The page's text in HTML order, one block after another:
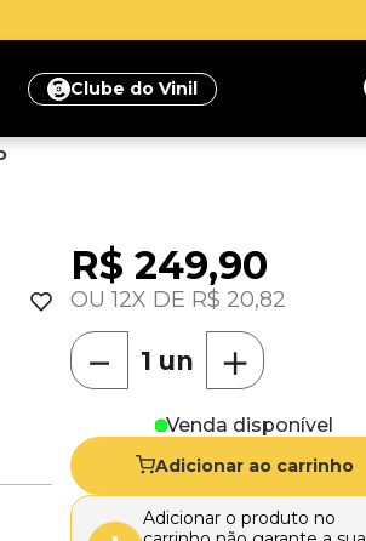
Clube do Vinil
R$ 249,90
12 R$ 20,82
＋
－
Venda disponível
Adicionar ao carrinho
Adicionar o produto no